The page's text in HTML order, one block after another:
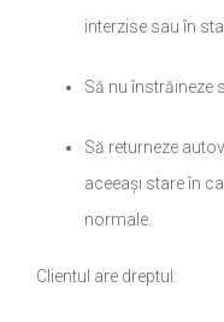
interzise sau în
Să nu înstrăineze
Să returneze
aceeași stare în
normale.
Clientul are dreptul: